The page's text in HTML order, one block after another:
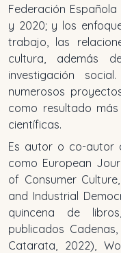
Federación
y 2020; y los
trabajo, las
cultura, además
investigación
numerosos
como resultado
científicas.
Es autor o co-autor
como European
of Consumer
and Industrial
quincena de
publicados
Catarata, 2022),